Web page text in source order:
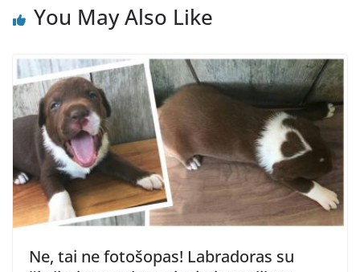
You May Also Like
Ne, tai ne fotošopas! Labradoras su